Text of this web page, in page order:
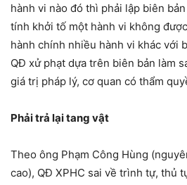
hành vi nào đó thì phải lập biên
tính khởi tố một hành vi không
hành chính nhiều hành vi khác với
QĐ xử phạt dựa trên biên bản làm
giá trị pháp lý, cơ quan có thẩm
Phải trả lại tang vật
Theo ông Phạm Công Hùng
cao), QĐ XPHC sai về trình tự, thủ